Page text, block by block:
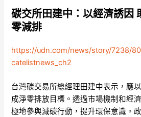
碳交所田建中：以經濟誘因
零減排
https://udn.com/news/story/7238/
catelistnews_ch2
台灣碳交易所總經理田建中表示，應
成淨零排放目標。透過市場機制和經
極地參與減碳行動，提升環保意識。